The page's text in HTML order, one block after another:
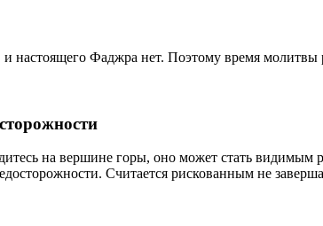
настоящего Фаджра нет. Поэтому время
на вершине горы, оно может стать
Считается рискованным не